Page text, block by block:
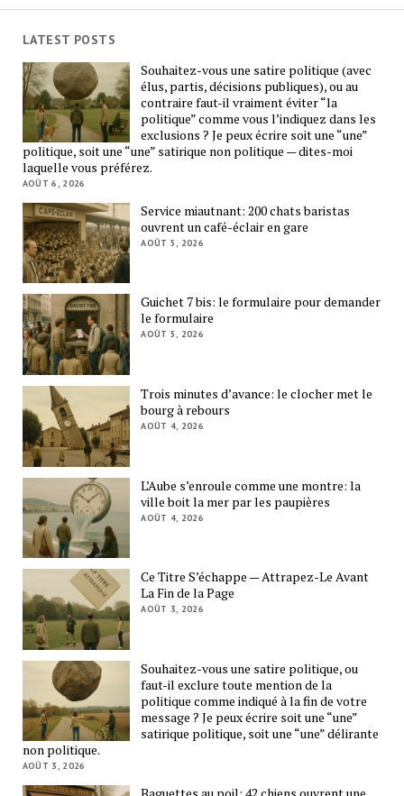
LATEST POSTS
Souhaitez-vous une satire politique (avec
élus, partis, décisions publiques), ou au
contraire faut-il vraiment éviter “la
politique” comme vous l’indiquez dans les
exclusions ? Je peux écrire soit une “une”
politique, soit une “une” satirique non politique — dites-moi
laquelle vous préférez.
AOÛT 6, 2026
Service miautnant: 200 chats baristas
ouvrent un café-éclair en gare
AOÛT 5, 2026
Guichet 7 bis: le formulaire pour demander
le formulaire
AOÛT 5, 2026
Trois minutes d’avance: le clocher met le
bourg à rebours
AOÛT 4, 2026
L’Aube s’enroule comme une montre: la
ville boit la mer par les paupières
AOÛT 4, 2026
Ce Titre S’échappe — Attrapez-Le Avant
La Fin de la Page
AOÛT 3, 2026
Souhaitez-vous une satire politique, ou
faut-il exclure toute mention de la
politique comme indiqué à la fin de votre
message ? Je peux écrire soit une “une”
satirique politique, soit une “une” délirante
non politique.
AOÛT 3, 2026